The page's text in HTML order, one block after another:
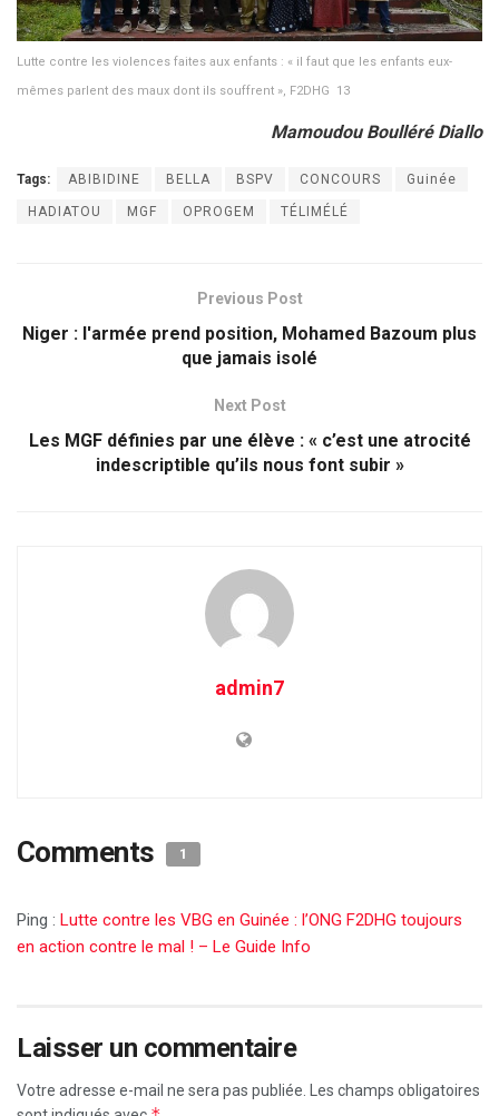
Lutte contre les violences faites aux enfants : « il faut que les enfants eux-
mêmes parlent des maux dont ils souffrent », F2DHG 13
Mamoudou Boulléré Diallo
Tags: ABIBIDINE BELLA BSPV CONCOURS Guinée
HADIATOU MGF OPROGEM TÉLIMÉLÉ
Previous Post
Niger : l'armée prend position, Mohamed Bazoum plus
que jamais isolé
Next Post
Les MGF définies par une élève : « c’est une atrocité
indescriptible qu’ils nous font subir »
admin7
Comments 1
Ping : Lutte contre les VBG en Guinée : l’ONG F2DHG toujours
en action contre le mal ! – Le Guide Info
Laisser un commentaire
Votre adresse e-mail ne sera pas publiée.
Les champs obligatoires